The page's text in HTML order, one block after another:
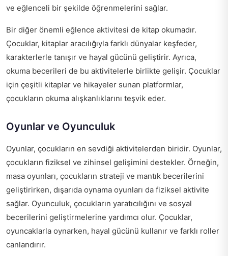
ve eğlenceli bir şekilde öğrenmelerini sağlar.
Bir diğer önemli eğlence aktivitesi de kitap okumadır.
Çocuklar, kitaplar aracılığıyla farklı dünyalar keşfeder,
karakterlerle tanışır ve hayal gücünü geliştirir. Ayrıca,
okuma becerileri de bu aktivitelerle birlikte gelişir. Çocuklar
için çeşitli kitaplar ve hikayeler sunan platformlar,
çocukların okuma alışkanlıklarını teşvik eder.
Oyunlar ve Oyunculuk
Oyunlar, çocukların en sevdiği aktivitelerden biridir. Oyunlar,
çocukların fiziksel ve zihinsel gelişimini destekler. Örneğin,
masa oyunları, çocukların strateji ve mantık becerilerini
geliştirirken, dışarıda oynama oyunları da fiziksel aktivite
sağlar. Oyunculuk, çocukların yaratıcılığını ve sosyal
becerilerini geliştirmelerine yardımcı olur. Çocuklar,
oyuncaklarla oynarken, hayal gücünü kullanır ve farklı roller
canlandırır.